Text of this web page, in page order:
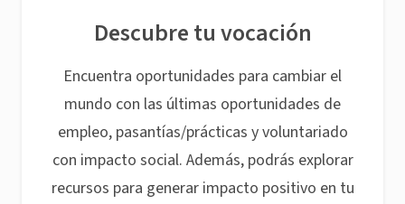
Descubre tu vocación
Encuentra oportunidades para cambiar el
mundo con las últimas oportunidades de
empleo, pasantías/prácticas y voluntariado
con impacto social. Además, podrás explorar
recursos para generar impacto positivo en tu